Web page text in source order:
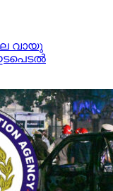
വായു